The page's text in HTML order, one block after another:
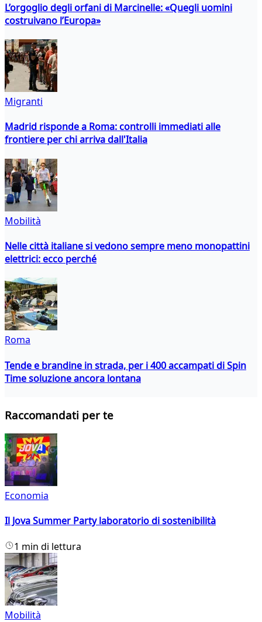
L’orgoglio degli orfani di Marcinelle: «Quegli uomini
costruivano l’Europa»
Migranti
Madrid risponde a Roma: controlli immediati alle
frontiere per chi arriva dall'Italia
Mobilità
Nelle città italiane si vedono sempre meno monopattini
elettrici: ecco perché
Roma
Tende e brandine in strada, per i 400 accampati di Spin
Time soluzione ancora lontana
Raccomandati per te
Economia
Il Jova Summer Party laboratorio di sostenibilità
1 min di lettura
Mobilità